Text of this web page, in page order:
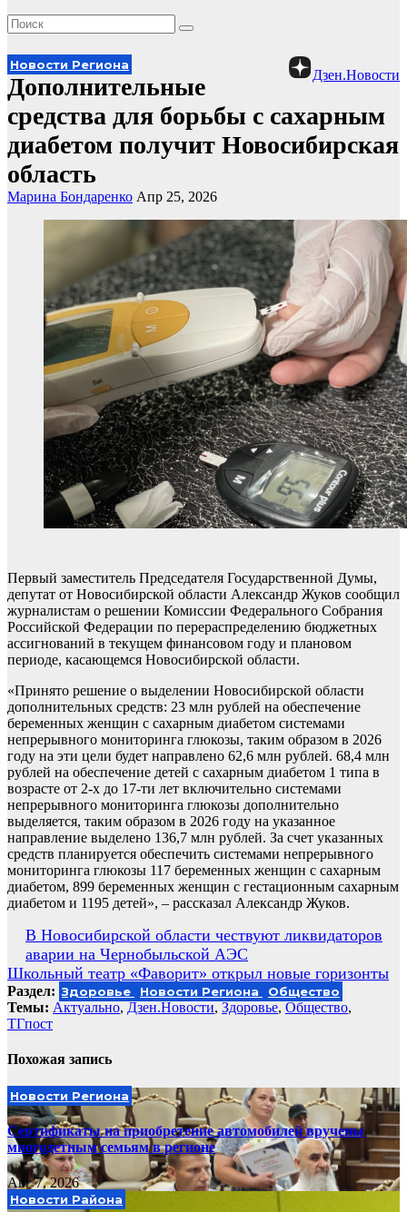
Дзен.Новости
Новости Региона
Дополнительные
средства для борьбы с сахарным
диабетом получит Новосибирская
область
Марина Бондаренко Апр 25, 2026
Первый заместитель Председателя Государственной Думы,
депутат от Новосибирской области Александр Жуков сообщил
журналистам о решении Комиссии Федерального Собрания
Российской Федерации по перераспределению бюджетных
ассигнований в текущем финансовом году и плановом
периоде, касающемся Новосибирской области.
«Принято решение о выделении Новосибирской области
дополнительных средств: 23 млн рублей на обеспечение
беременных женщин с сахарным диабетом системами
непрерывного мониторинга глюкозы, таким образом в 2026
году на эти цели будет направлено 62,6 млн рублей. 68,4 млн
рублей на обеспечение детей с сахарным диабетом 1 типа в
возрасте от 2-х до 17-ти лет включительно системами
непрерывного мониторинга глюкозы дополнительно
выделяется, таким образом в 2026 году на указанное
направление выделено 136,7 млн рублей. За счет указанных
средств планируется обеспечить системами непрерывного
мониторинга глюкозы 117 беременных женщин с сахарным
диабетом, 899 беременных женщин с гестационным сахарным
диабетом и 1195 детей», – рассказал Александр Жуков.
Навигация
по
записям
В Новосибирской области чествуют ликвидаторов
аварии на Чернобыльской АЭС
Школьный театр «Фаворит» открыл новые горизонты
Раздел: Здоровье Новости Региона Общество
Темы: Актуально, Дзен.Новости, Здоровье, Общество,
ТГпост
Похожая запись
Новости Региона
Сертификаты на приобретение автомобилей вручены
многодетным семьям в регионе
Авг 7, 2026
Новости Района